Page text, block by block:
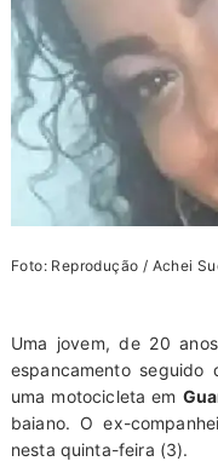
Foto: Reprodução / Achei
Uma jovem, de 20
espancamento
uma motocicleta em
baiano. O ex-
nesta quinta-feira (3).